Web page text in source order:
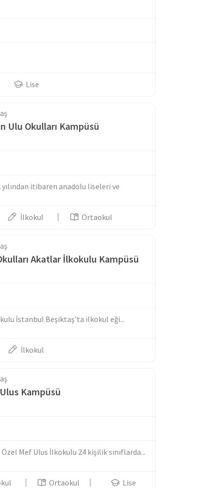
Lise
Ulu Okulları Kampüsü
itibaren anadolu liseleri ve
İlkokul Ortaokul
Akatlar İlkokulu Kampüsü
İstanbul Beşiktaş’ta ilkokul eği...
İlkokul
Kampüsü
Mef Ulus İlkokulu 24 kişilik sınıflarda...
Ortaokul Lise